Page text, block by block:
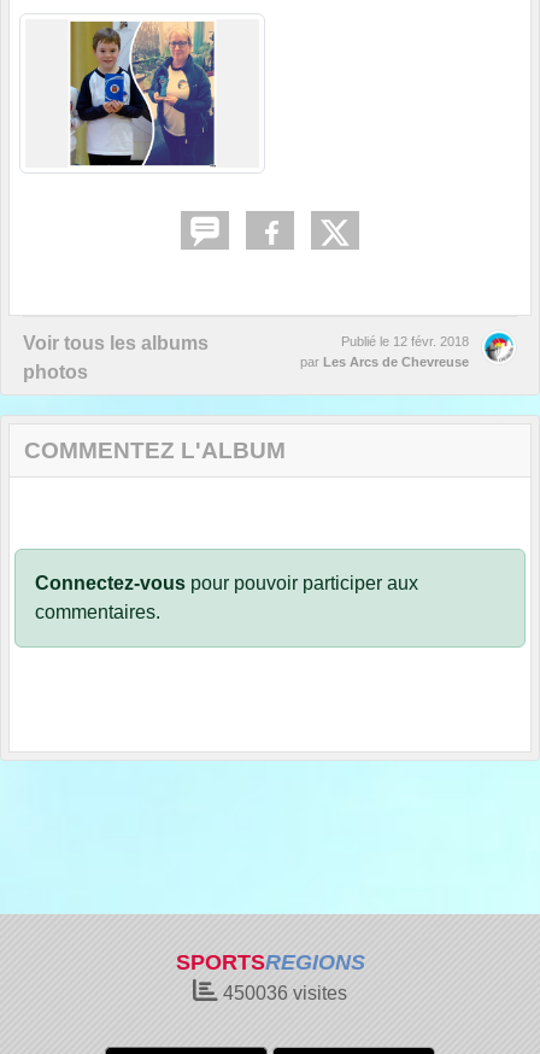
Voir tous les albums
photos
Publié le 12 févr. 2018
par
Les Arcs de Chevreuse
COMMENTEZ L'ALBUM
Connectez-vous pour pouvoir participer aux
commentaires.
SPORTSREGIONS
450036 visites